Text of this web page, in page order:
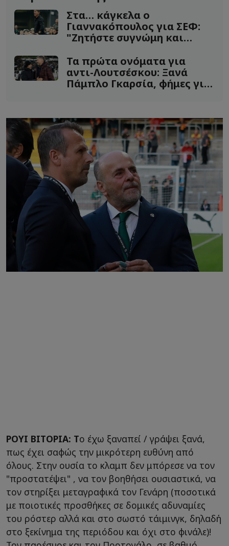
Στα… κάγκελα ο
Γιαννακόπουλος για ΣΕΦ:
"Ζητήστε συγνώμη και
Τα πρώτα ονόματα για
αντι-Λουτσέσκου: Ξανά
Πάμπλο Γκαρσία, φήμες για
ΡΟΥΙ ΒΙΤΟΡΙΑ: Το έχω ξαναπεί / γράψει ξανά,
πως έχει σαφώς την μικρότερη ευθύνη από
όλους. Στην ουσία το κλαμπ δεν μπόρεσε να τον
"προστατέψει" , να τον βοηθήσει ουσιαστικά, να
τον στηρίξει μεταγραφικά τον Γενάρη (ποσοτικά
με ποιοτικές προσθήκες σε δομικές αδυναμίες
του ρόστερ αλλά και στο σωστό τάιμινγκ, δηλαδή
στο ξεκίνημα της περιόδου και όχι στο φινάλε)!